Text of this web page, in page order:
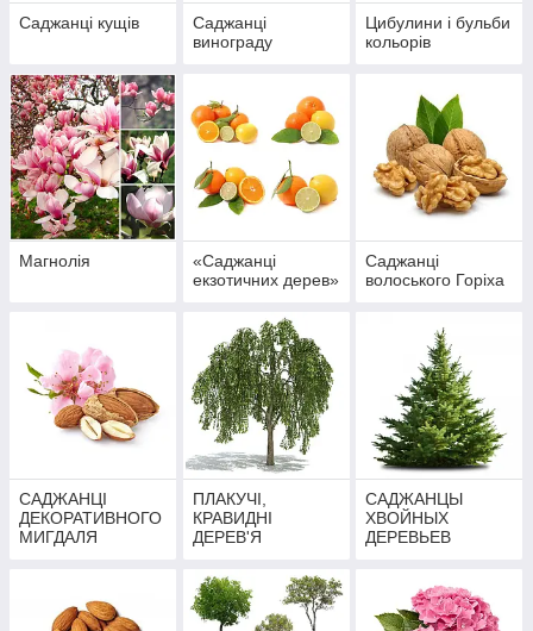
Саджанці кущів
Саджанці
винограду
Цибулини і бульби
кольорів
Магнолія
«Саджанці
екзотичних дерев»
Саджанці
волоського Горіха
САДЖАНЦІ
ДЕКОРАТИВНОГО
МИГДАЛЯ
ПЛАКУЧІ,
КРАВИДНІ
ДЕРЕВ'Я
САДЖАНЦЫ
ХВОЙНЫХ
ДЕРЕВЬЕВ